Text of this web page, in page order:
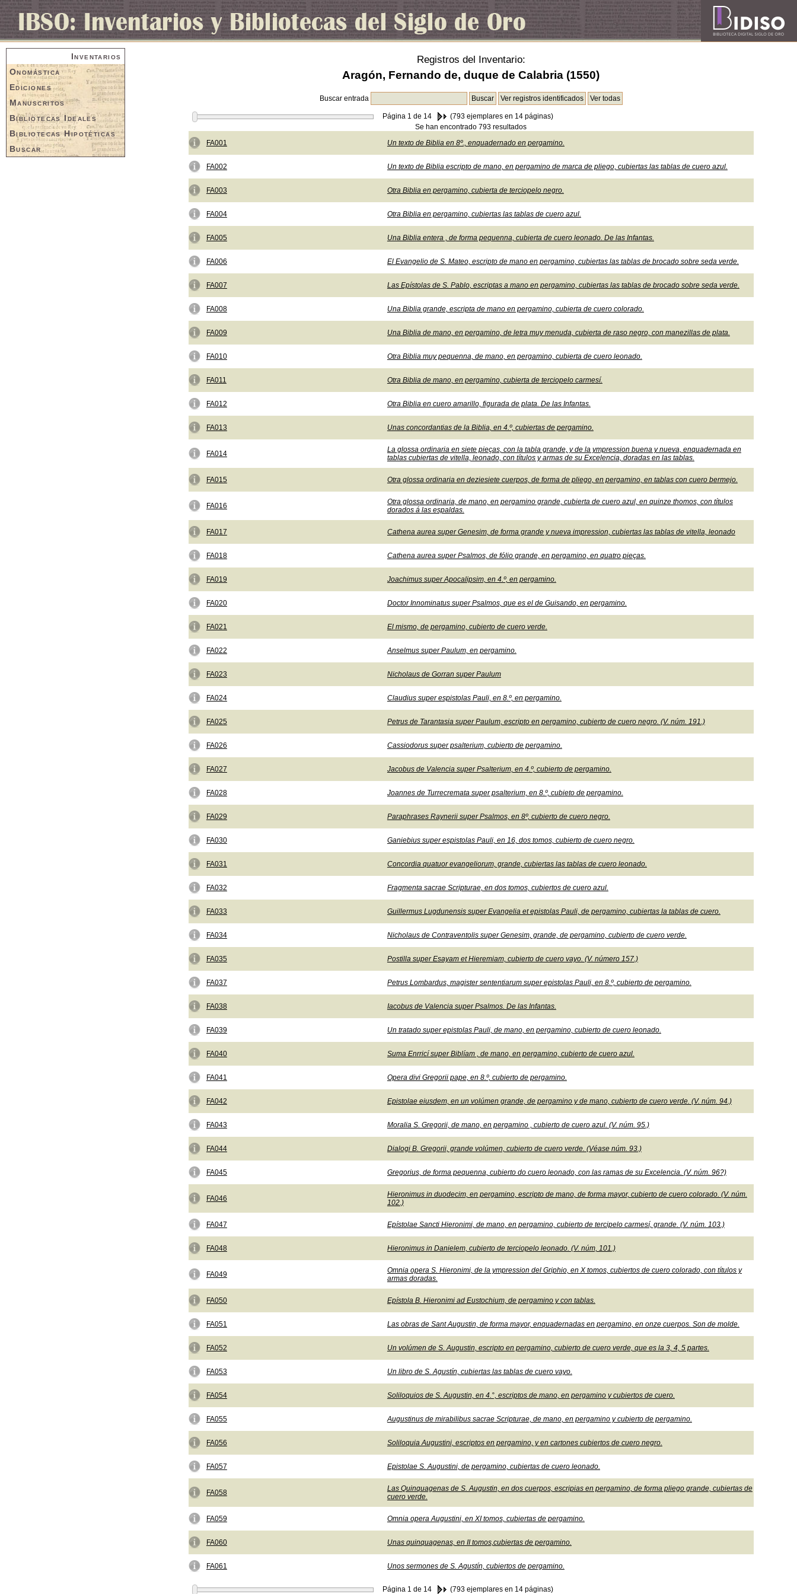
Inventarios
Onomástica
Ediciones
Manuscritos
Bibliotecas Ideales
Bibliotecas Hipotéticas
Buscar
Registros del Inventario:
Aragón, Fernando de, duque de Calabria (1550)
Buscar entrada
Página 1 de 14
(793 ejemplares en 14 páginas)
Se han encontrado 793 resultados
FA001
Un texto de Biblia en 8º., enquadernado en pergamino.
FA002 Un texto de Biblia escripto de mano, en pergamino de marca de pliego, cubiertas las tablas de cuero azul.
FA003 Otra Biblia en pergamino, cubierta de terciopelo negro.
FA004 Otra Biblia en pergamino, cubiertas las tablas de cuero azul.
FA005 Una Biblia entera , de forma pequenna, cubierta de cuero leonado. De las Infantas.
FA006 El Evangelio de S. Mateo, escripto de mano en pergamino, cubiertas las tablas de brocado sobre seda verde.
FA007 Las Epístolas de S. Pablo, escriptas a mano en pergamino, cubiertas las tablas de brocado sobre seda verde.
FA008 Una Biblia grande, escripta de mano en pergamino, cubierta de cuero colorado.
FA009 Una Biblia de mano, en pergamino, de letra muy menuda, cubierta de raso negro, con manezillas de plata.
FA010 Otra Biblia muy pequenna, de mano, en pergamino, cubierta de cuero leonado.
FA011 Otra Biblia de mano, en pergamino, cubierta de terciopelo carmesí.
FA012 Otra Biblia en cuero amarillo, figurada de plata. De las Infantas.
FA013 Unas concordantias de la Biblia, en 4.º, cubiertas de pergamino.
FA014
La glossa ordinaria en siete pieças, con la tabla grande, y de la ympression buena y nueva, enquadernada en
tablas cubiertas de vitella, leonado, con títulos y armas de su Excelencia, doradas en las tablas.
FA015 Otra glossa ordinaria en deziesiete cuerpos, de forma de pliego, en pergamino, en tablas con cuero bermejo.
FA016
Otra glossa ordinaria, de mano, en pergamino grande, cubierta de cuero azul, en quinze thomos, con títulos
dorados á las espaldas.
FA017 Cathena aurea super Genesim, de forma grande y nueva impression, cubiertas las tablas de vitella, leonado
FA018 Cathena aurea super Psalmos, de fólio grande, en pergamino, en quatro pieças.
FA019 Joachimus super Apocalipsim, en 4.º, en pergamino.
FA020 Doctor Innominatus super Psalmos, que es el de Guisando, en pergamino.
FA021 El mismo, de pergamino, cubierto de cuero verde.
FA022 Anselmus super Paulum, en pergamino.
FA023 Nicholaus de Gorran super Paulum
FA024 Claudius super espistolas Pauli, en 8.º, en pergamino.
FA025 Petrus de Tarantasia super Paulum, escripto en pergamino, cubierto de cuero negro. (V. núm. 191.)
FA026 Cassiodorus super psalterium, cubierto de pergamino.
FA027 Jacobus de Valencia super Psalterium, en 4.º, cubierto de pergamino.
FA028 Joannes de Turrecremata super psalterium, en 8.º, cubieto de pergamino.
FA029 Paraphrases Raynerii super Psalmos, en 8º, cubierto de cuero negro.
FA030 Ganiebius super espistolas Pauli, en 16, dos tomos, cubierto de cuero negro.
FA031 Concordia quatuor evangeliorum, grande, cubiertas las tablas de cuero leonado.
FA032 Fragmenta sacrae Scripturae, en dos tomos, cubiertos de cuero azul.
FA033 Guillermus Lugdunensis super Evangelia et epistolas Pauli, de pergamino, cubiertas la tablas de cuero.
FA034 Nicholaus de Contraventolis super Genesim, grande, de pergamino, cubierto de cuero verde.
FA035 Postilla super Esayam et Hieremiam, cubierto de cuero vayo. (V. número 157.)
FA037 Petrus Lombardus, magister sententiarum super epistolas Pauli, en 8.º, cubierto de pergamino.
FA038 Iacobus de Valencia super Psalmos. De las Infantas.
FA039 Un tratado super epistolas Pauli, de mano, en pergamino, cubierto de cuero leonado.
FA040 Suma Enrricí super Biblíam , de mano, en pergamino, cubierto de cuero azul.
FA041 Opera divi Gregorii pape, en 8.º, cubierto de pergamino.
FA042 Epistolae eiusdem, en un volúmen grande, de pergamino y de mano, cubierto de cuero verde. (V. núm. 94.)
FA043 Moralia S. Gregorii, de mano, en pergamino , cubierto de cuero azul. (V. núm. 95.)
FA044 Dialogi B. Gregorii, grande volúmen, cubierto de cuero verde. (Véase núm. 93.)
FA045 Gregorius, de forma pequenna, cubierto do cuero leonado, con las ramas de su Excelencia. (V. núm. 96?)
FA046
Hieronimus in duodecim, en pergamino, escripto de mano, de forma mayor, cubierto de cuero colorado. (V. núm.
102.)
FA047 Epístolae Sancti Hieronimi, de mano, en pergamino, cubierto de tercipelo carmesí, grande. (V. núm. 103.)
FA048 Hieronimus in Danielem, cubierto de terciopelo leonado. (V. núm, 101.)
FA049
Omnia opera S. Hieronimi, de la ympression del Griphio, en X tomos, cubiertos de cuero colorado, con títulos y
armas doradas.
FA050 Epístola B. Hieronimi ad Eustochium, de pergamino y con tablas.
FA051 Las obras de Sant Augustin, de forma mayor, enquadernadas en pergamino, en onze cuerpos. Son de molde.
FA052 Un volúmen de S. Augustin, escripto en pergamino, cubierto de cuero verde, que es la 3, 4, 5 partes.
FA053 Un libro de S. Agustín, cubiertas las tablas de cuero vayo.
FA054 Soliloquios de S. Augustin, en 4.°, escriptos de mano, en pergamino y cubiertos de cuero.
FA055 Augustinus de mirabilibus sacrae Scripturae, de mano, en pergamino y cubierto de pergamino.
FA056 Soliloquia Augustini, escriptos en pergamino, y en cartones cubiertos de cuero negro.
FA057 Epistolae S. Augustini, de pergamino, cubiertas de cuero leonado.
FA058
Las Quinquagenas de S. Augustin, en dos cuerpos, escripias en pergamino, de forma pliego grande, cubiertas de
cuero verde.
FA059 Omnia opera Augustini, en XI tomos, cubiertas de pergamino.
FA060 Unas quinquagenas, en II tomos,cubiertas de pergamino.
FA061 Unos sermones de S. Agustín, cubiertos de pergamino.
Página 1 de 14 (793 ejemplares en 14 páginas)